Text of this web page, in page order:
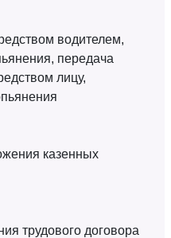
водителем,
передача
лицу,
казенных
трудового договора